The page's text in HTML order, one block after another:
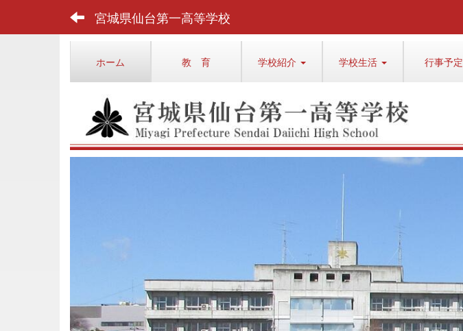
宮城県仙台第一高等学校
ホーム 教 育 学校紹介 学校生活 行事予定